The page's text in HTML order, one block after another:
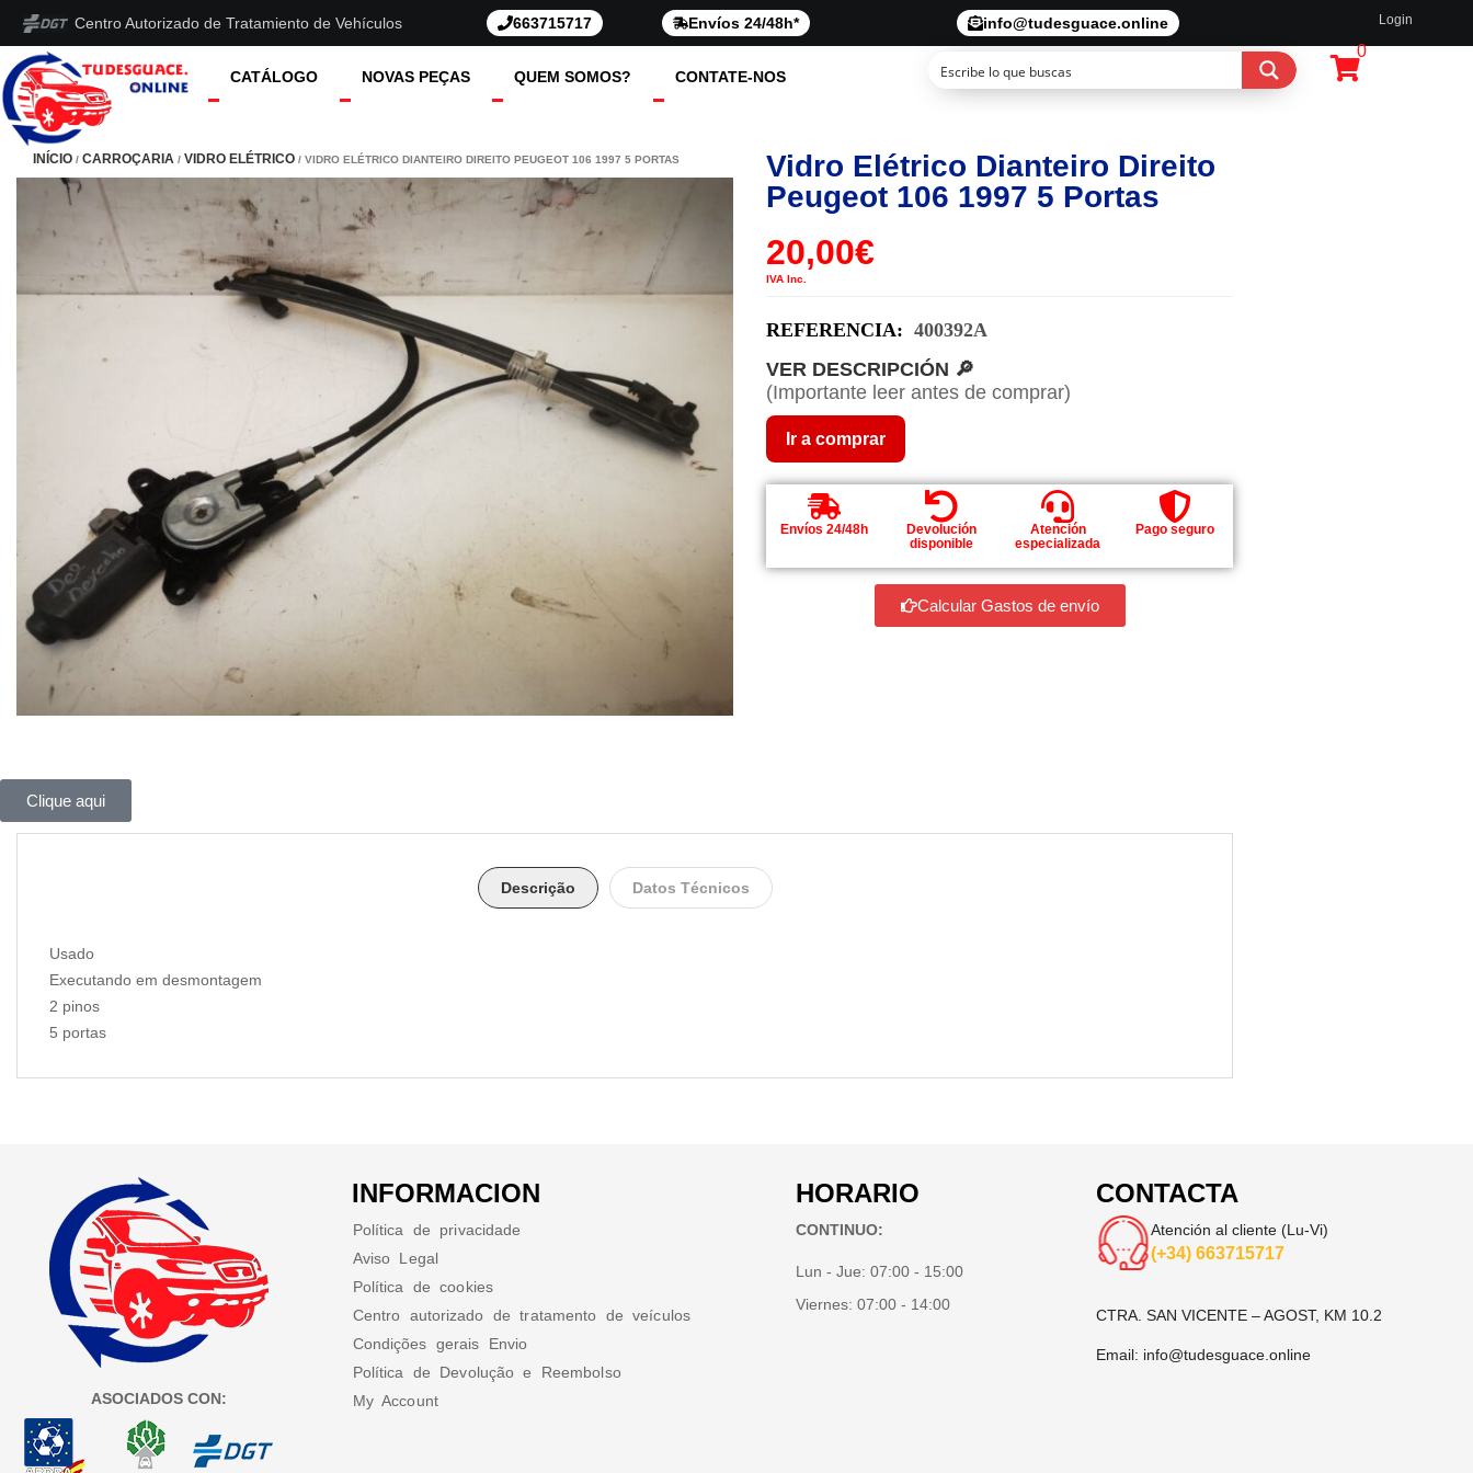
Centro Autorizado de Tratamiento de Vehículos 663715717 Envíos 24/48h* info@tudesguace.online Login
CATÁLOGO NOVAS PEÇAS QUEM SOMOS? CONTATE-NOS
0
INÍCIO / CARROÇARIA / VIDRO ELÉTRICO / VIDRO ELÉTRICO DIANTEIRO DIREITO PEUGEOT 106 1997 5 PORTAS
Vidro Elétrico Dianteiro Direito
Peugeot 106 1997 5 Portas
20,00€
IVA Inc.
REFERENCIA: 400392A
VER DESCRIPCIÓN 🔎
(Importante leer antes de comprar)
Ir a comprar
Envíos 24/48h
Devolución
disponible
Atención
especializada
Pago seguro
Calcular Gastos de envío
Clique aqui
Descrição Datos Técnicos
Usado
Executando em desmontagem
2 pinos
5 portas
ASOCIADOS CON:
INFORMACION
Política de privacidade
Aviso Legal
Política de cookies
Centro autorizado de tratamento de veículos
Condições gerais Envio
Política de Devolução e Reembolso
My Account
HORARIO
CONTINUO:
Lun - Jue:07:00 - 15:00
Viernes:07:00 - 14:00
CONTACTA
Atención al cliente (Lu-Vi)
(+34) 663715717
CTRA. SAN VICENTE – AGOST, KM 10.2
Email: info@tudesguace.online